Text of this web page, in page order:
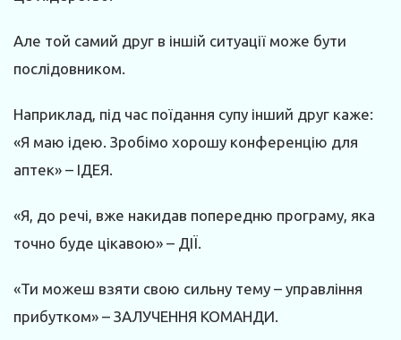
Але той самий друг в іншій ситуації може бути
послідовником.
Наприклад, під час поїдання супу інший друг каже:
«Я маю ідею. Зробімо хорошу конференцію для
аптек» – ІДЕЯ.
«Я, до речі, вже накидав попередню програму, яка
точно буде цікавою» – ДІЇ.
«Ти можеш взяти свою сильну тему – управління
прибутком» – ЗАЛУЧЕННЯ КОМАНДИ.